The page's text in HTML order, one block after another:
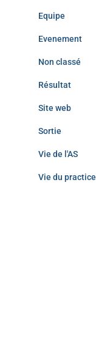
Equipe
Evenement
Non classé
Résultat
Site web
Sortie
Vie de l'AS
Vie du practice